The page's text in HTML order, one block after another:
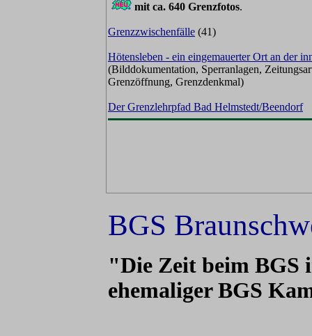
mit ca. 640 Grenzfotos.
Grenzzwischenfälle (41)
Hötensleben - ein eingemauerter Ort an der
(Bilddokumentation, Sperranlagen,
Grenzöffnung, Grenzdenkmal)
Der Grenzlehrpfad Bad Helmstedt/Beendorf
BGS
"Die Zeit beim BGS
ehemaliger BGS